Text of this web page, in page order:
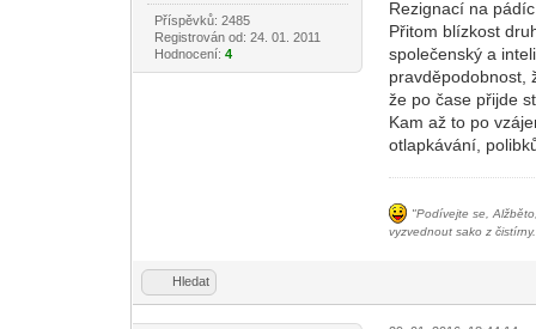
Příspěvků: 2485
Registrován od: 24. 01. 2011
Hodnocení: 4
Rezignací na
Přitom blízkost
společenský a
pravděpodobnost,
že po čase přijde
Kam až to po
otlapkávání,
"Podívejte se,
vyzvednout sako z
Hledat